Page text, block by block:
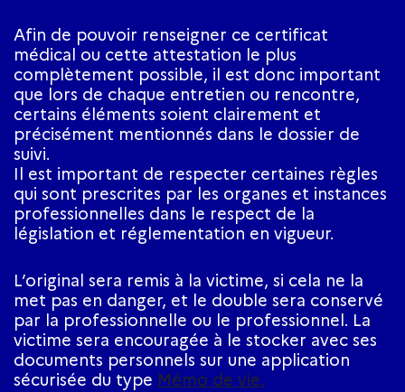
Afin de pouvoir renseigner ce certificat
médical ou cette attestation le plus
complètement possible, il est donc important
que lors de chaque entretien ou rencontre,
certains éléments soient clairement et
précisément mentionnés dans le dossier de
suivi.
Il est important de respecter certaines règles
qui sont prescrites par les organes et instances
professionnelles dans le respect de la
législation et réglementation en vigueur.
L’original sera remis à la victime, si cela ne la
met pas en danger, et le double sera conservé
par la professionnelle ou le professionnel. La
victime sera encouragée à le stocker avec ses
documents personnels sur une application
sécurisée du type Mémo de vie.